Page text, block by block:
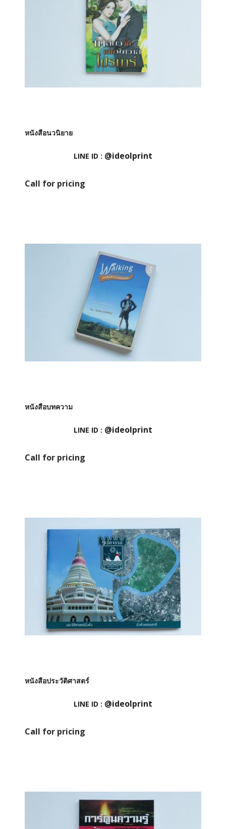
หนังสือนวนิยาย
LINE ID : @ideolprint
Call for pricing
หนังสือบทความ
LINE ID : @ideolprint
Call for pricing
หนังสือประวัติศาสตร์
LINE ID : @ideolprint
Call for pricing